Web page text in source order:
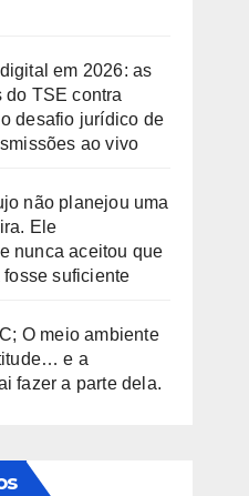
em 2026: as
do TSE contra
desafio jurídico de
ao vivo
não planejou uma
Ele
nunca aceitou que
suficiente
O meio ambiente
e a
fazer a parte dela.